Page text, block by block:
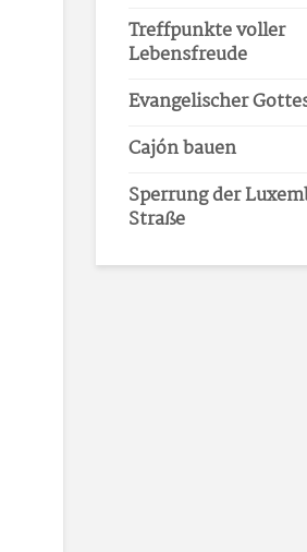
Treffpunkte voller
Lebensfreude
Evangelischer
Cajón bauen
Sperrung der
Straße